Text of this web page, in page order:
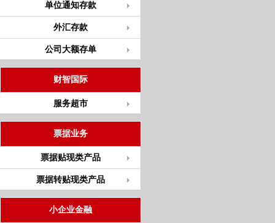
单位通知存款
外汇存款
公司大额存单
财智国际
服务超市
票据业务
票据贴现类产品
票据转贴现类产品
小企业金融